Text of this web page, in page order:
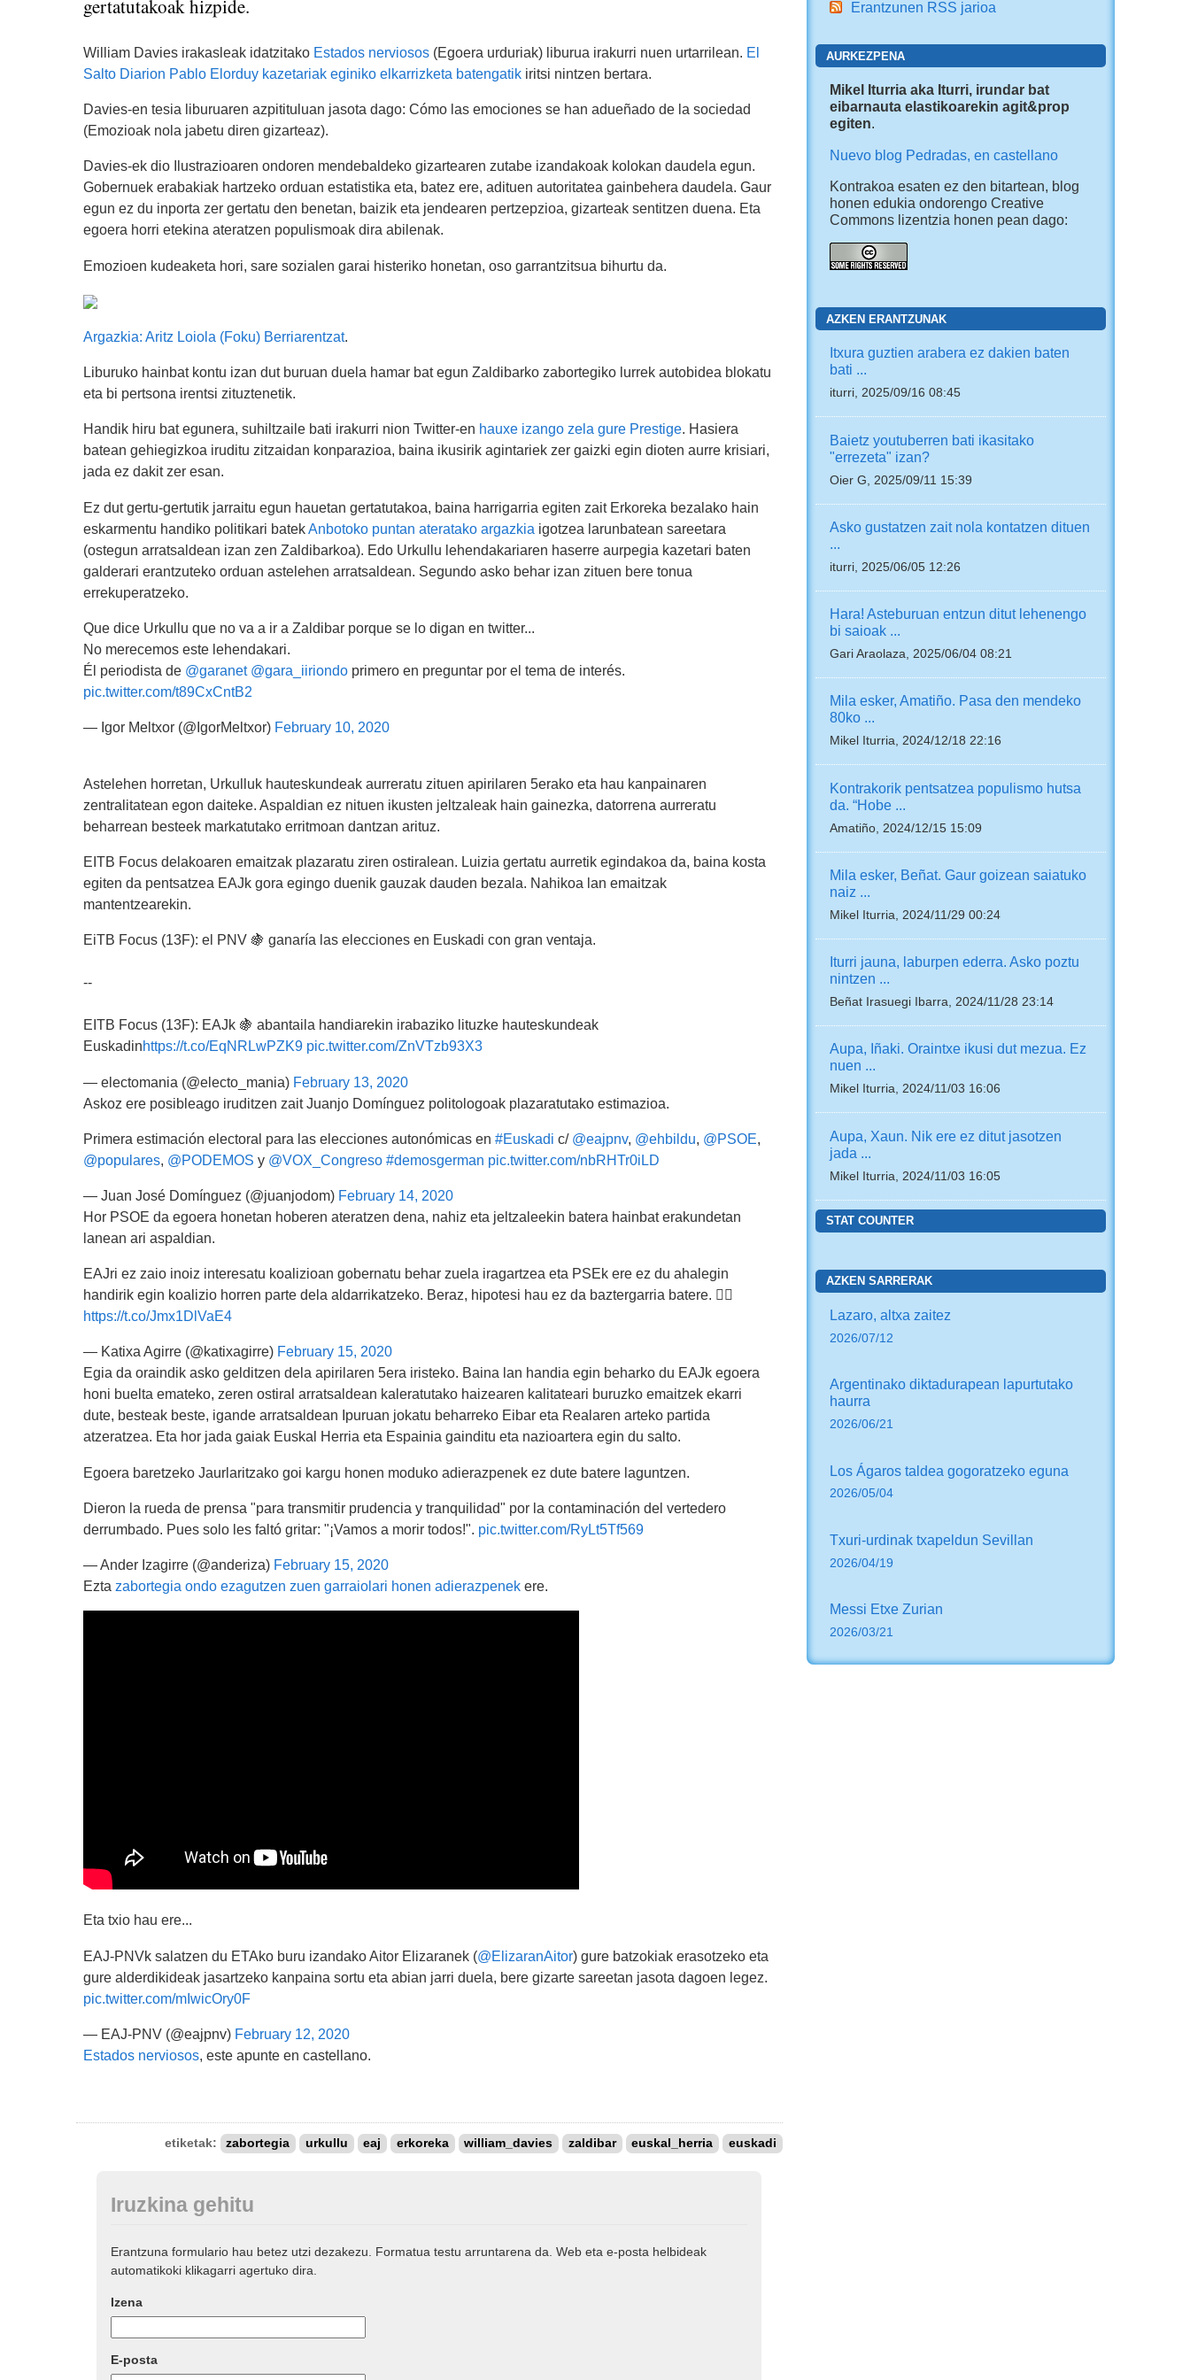
gertatutakoak hizpide.
William Davies irakasleak idatzitako Estados nerviosos(Egoera urduriak) liburua irakurri nuen urtarrilean. El
Salto Diarion Pablo Elorduy kazetariak eginiko elkarrizketa batengatikiritsi nintzen bertara.
Davies-en tesia liburuaren azpitituluan jasota dago: Cómo las emociones se han adueñado de la sociedad
(Emozioak nola jabetu diren gizarteaz).
Davies-ek dio Ilustrazioaren ondoren mendebaldeko gizartearen zutabe izandakoak kolokan daudela egun.
Gobernuek erabakiak hartzeko orduan estatistika eta, batez ere, adituen autoritatea gainbehera daudela. Gaur
egun ez du inporta zer gertatu den benetan, baizik eta jendearen pertzepzioa, gizarteak sentitzen duena. Eta
egoera horri etekina ateratzen populismoak dira abilenak.
Emozioen kudeaketa hori, sare sozialen garai histeriko honetan, oso garrantzitsua bihurtu da.
Argazkia: Aritz Loiola (Foku) Berriarentzat.
Liburuko hainbat kontu izan dut buruan duela hamar bat egun Zaldibarko zabortegiko lurrek autobidea blokatu
eta bi pertsona irentsi zituztenetik.
Handik hiru bat egunera, suhiltzaile bati irakurri nion Twitter-en hauxe izango zela gure Prestige. Hasiera
batean gehiegizkoa iruditu zitzaidan konparazioa, baina ikusirik agintariek zer gaizki egin dioten aurre krisiari,
jada ez dakit zer esan.
Ez dut gertu-gertutik jarraitu egun hauetan gertatutakoa, baina harrigarria egiten zait Erkoreka bezalako hain
eskarmentu handiko politikari batek Anbotoko puntan ateratako argazkia igotzea larunbatean sareetara
(ostegun arratsaldean izan zen Zaldibarkoa). Edo Urkullu lehendakariaren haserre aurpegia kazetari baten
galderari erantzuteko orduan astelehen arratsaldean. Segundo asko behar izan zituen bere tonua
errekuperatzeko.
Que dice Urkullu que no va a ir a Zaldibar porque se lo digan en twitter...
No merecemos este lehendakari.
Él periodista de @garanet @gara_iiriondoprimero en preguntar por el tema de interés.
pic.twitter.com/t89CxCntB2
— Igor Meltxor (@IgorMeltxor) February 10, 2020
Astelehen horretan, Urkulluk hauteskundeak aurreratu zituen apirilaren 5erako eta hau kanpainaren
zentralitatean egon daiteke. Aspaldian ez nituen ikusten jeltzaleak hain gainezka, datorrena aurreratu
beharrean besteek markatutako erritmoan dantzan arituz.
EITB Focus delakoaren emaitzak plazaratu ziren ostiralean. Luizia gertatu aurretik egindakoa da, baina kosta
egiten da pentsatzea EAJk gora egingo duenik gauzak dauden bezala. Nahikoa lan emaitzak
mantentzearekin.
EiTB Focus (13F): el PNV 🍇 ganaría las elecciones en Euskadi con gran ventaja.
--
EITB Focus (13F): EAJk 🍇 abantaila handiarekin irabaziko lituzke hauteskundeak
Euskadinhttps://t.co/EqNRLwPZK9 pic.twitter.com/ZnVTzb93X3
— electomania (@electo_mania) February 13, 2020
Askoz ere posibleago iruditzen zait Juanjo Domínguez politologoak plazaratutako estimazioa.
Primera estimación electoral para las elecciones autonómicas en #Euskadi c/ @eajpnv, @ehbildu, @PSOE,
@populares, @PODEMOS y @VOX_Congreso #demosgerman pic.twitter.com/nbRHTr0iLD
— Juan José Domínguez (@juanjodom) February 14, 2020
Hor PSOE da egoera honetan hoberen ateratzen dena, nahiz eta jeltzaleekin batera hainbat erakundetan
lanean ari aspaldian.
EAJri ez zaio inoiz interesatu koalizioan gobernatu behar zuela iragartzea eta PSEk ere ez du ahalegin
handirik egin koalizio horren parte dela aldarrikatzeko. Beraz, hipotesi hau ez da baztergarria batere. 👇🏼
https://t.co/Jmx1DlVaE4
— Katixa Agirre (@katixagirre) February 15, 2020
Egia da oraindik asko gelditzen dela apirilaren 5era iristeko. Baina lan handia egin beharko du EAJk egoera
honi buelta emateko, zeren ostiral arratsaldean kaleratutako haizearen kalitateari buruzko emaitzek ekarri
dute, besteak beste, igande arratsaldean Ipuruan jokatu beharreko Eibar eta Realaren arteko partida
atzeratzea. Eta hor jada gaiak Euskal Herria eta Espainia gainditu eta nazioartera egin du salto.
Egoera baretzeko Jaurlaritzako goi kargu honen moduko adierazpenek ez dute batere laguntzen.
Dieron la rueda de prensa "para transmitir prudencia y tranquilidad" por la contaminación del vertedero
derrumbado. Pues solo les faltó gritar: "¡Vamos a morir todos!". pic.twitter.com/RyLt5Tf569
— Ander Izagirre (@anderiza) February 15, 2020
Ezta zabortegia ondo ezagutzen zuen garraiolari honen adierazpenekere.
Eta txio hau ere...
EAJ-PNVk salatzen du ETAko buru izandako Aitor Elizaranek (@ElizaranAitor) gure batzokiak erasotzeko eta
gure alderdikideak jasartzeko kanpaina sortu eta abian jarri duela, bere gizarte sareetan jasota dagoen legez.
pic.twitter.com/mIwicOry0F
— EAJ-PNV (@eajpnv) February 12, 2020
Estados nerviosos, este apunte en castellano.
etiketak: zabortegia urkullu eaj erkoreka william_davies zaldibar euskal_herria euskadi
Iruzkina gehitu
Erantzuna formulario hau betez utzi dezakezu. Formatua testu arruntarena da. Web eta e-posta helbideak
automatikoki klikagarri agertuko dira.
Izena
E-posta
Erantzunen RSS jarioa
AURKEZPENA
Mikel Iturria aka Iturri, irundar bat
eibarnauta elastikoarekin agit&prop
egiten.
Nuevo blog Pedradas, en castellano
Kontrakoa esaten ez den bitartean, blog
honen edukia ondorengo Creative
Commons lizentzia honen pean dago:
AZKEN ERANTZUNAK
Itxura guztien arabera ez dakien baten
bati ...
iturri, 2025/09/16 08:45
Baietz youtuberren bati ikasitako
"errezeta" izan?
Oier G, 2025/09/11 15:39
Asko gustatzen zait nola kontatzen dituen
...
iturri, 2025/06/05 12:26
Hara! Asteburuan entzun ditut lehenengo
bi saioak ...
Gari Araolaza, 2025/06/04 08:21
Mila esker, Amatiño. Pasa den mendeko
80ko ...
Mikel Iturria, 2024/12/18 22:16
Kontrakorik pentsatzea populismo hutsa
da. “Hobe ...
Amatiño, 2024/12/15 15:09
Mila esker, Beñat. Gaur goizean saiatuko
naiz ...
Mikel Iturria, 2024/11/29 00:24
Iturri jauna, laburpen ederra. Asko poztu
nintzen ...
Beñat Irasuegi Ibarra, 2024/11/28 23:14
Aupa, Iñaki. Oraintxe ikusi dut mezua. Ez
nuen ...
Mikel Iturria, 2024/11/03 16:06
Aupa, Xaun. Nik ere ez ditut jasotzen
jada ...
Mikel Iturria, 2024/11/03 16:05
STAT COUNTER
AZKEN SARRERAK
Lazaro, altxa zaitez
2026/07/12
Argentinako diktadurapean lapurtutako
haurra
2026/06/21
Los Ágaros taldea gogoratzeko eguna
2026/05/04
Txuri-urdinak txapeldun Sevillan
2026/04/19
Messi Etxe Zurian
2026/03/21